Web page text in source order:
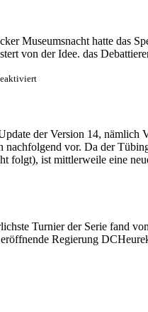
Museumsnacht hatte das
von der Idee. das
für
Debattieren
in
die
der Version 14, nämlich
vor. Da der
folgt), ist mittlerweile eine
Turnier der Serie fand
Regierung